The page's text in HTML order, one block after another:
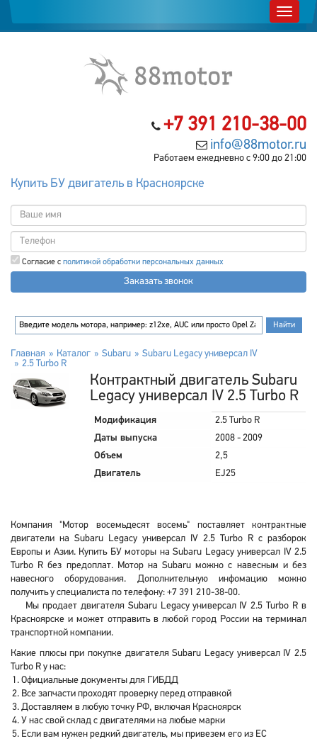
+7 391 210-38-00
info@88motor.ru
Работаем ежедневно с 9:00 до 21:00
Купить БУ двигатель в Красноярске
Согласие с политикой обработки персональных данных
Заказать звонок
Главная Каталог Subaru
Subaru Legacy универсал IV
2.5 Turbo R
Контрактный двигатель Subaru
Legacy универсал IV 2.5 Turbo R
Модификация
2.5 Turbo R
Даты выпуска
2008 - 2009
Объем
2,5
Двигатель
EJ25
Компания "Мотор восемьдесят восемь" поставляет контрактные
двигатели на Subaru Legacy универсал IV 2.5 Turbo R с разборок
Европы и Азии. Купить БУ моторы на Subaru Legacy универсал IV 2.5
Turbo R без предоплат. Мотор на Subaru можно с навесным и без
навесного оборудования. Дополнительную инфомацию можно
получить у специалиста по телефону: +7 391 210-38-00.
Мы продает двигателя Subaru Legacy универсал IV 2.5 Turbo R в
Красноярске и может отправить в любой город России на терминал
транспортной компании.
Какие плюсы при покупке двигателя Subaru Legacy универсал IV 2.5
Turbo R у нас:
Официальные документы для ГИБДД
Все запчасти проходят проверку перед отправкой
Доставляем в любую точку РФ, включая Красноярск
У нас свой склад с двигателями на любые марки
Если вам нужен редкий двигатель, мы привезем его из ЕС